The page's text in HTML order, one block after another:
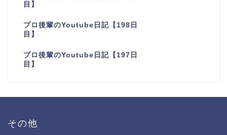
目】
プロ後輩のYoutube日記【198日
目】
プロ後輩のYoutube日記【197日
目】
その他